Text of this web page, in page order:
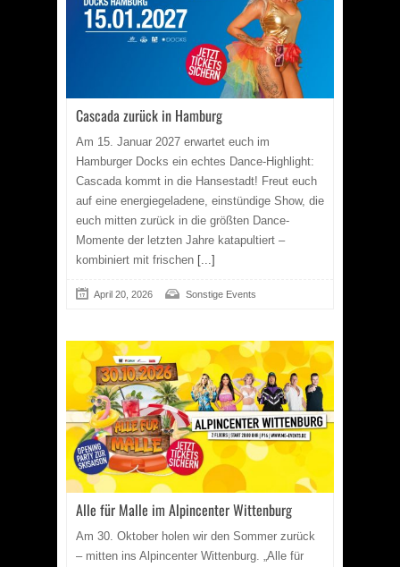
Cascada zurück in Hamburg
Am 15. Januar 2027 erwartet euch im
Hamburger Docks ein echtes Dance-Highlight:
Cascada kommt in die Hansestadt! Freut euch
auf eine energiegeladene, einstündige Show, die
euch mitten zurück in die größten Dance-
Momente der letzten Jahre katapultiert –
kombiniert mit frischen [...]
April 20, 2026 Sonstige Events
Alle für Malle im Alpincenter Wittenburg
Am 30. Oktober holen wir den Sommer zurück
– mitten ins Alpincenter Wittenburg. „Alle für